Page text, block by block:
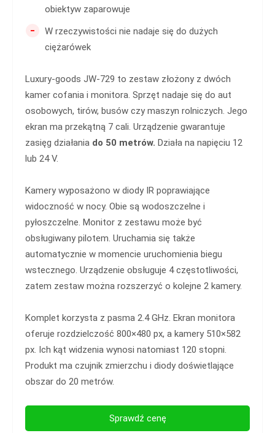
obiektyw zaparowuje
-
W rzeczywistości nie nadaje się do dużych
ciężarówek
Luxury-goods JW-729 to zestaw złożony z dwóch
kamer cofania i monitora. Sprzęt nadaje się do aut
osobowych, tirów, busów czy maszyn rolniczych. Jego
ekran ma przekątną 7 cali. Urządzenie gwarantuje
zasięg działania do 50 metrów. Działa na napięciu 12
lub 24 V.
Kamery wyposażono w diody IR poprawiające
widoczność w nocy. Obie są wodoszczelne i
pyłoszczelne. Monitor z zestawu może być
obsługiwany pilotem. Uruchamia się także
automatycznie w momencie uruchomienia biegu
wstecznego. Urządzenie obsługuje 4 częstotliwości,
zatem zestaw można rozszerzyć o kolejne 2 kamery.
Komplet korzysta z pasma 2.4 GHz. Ekran monitora
oferuje rozdzielczość 800×480 px, a kamery 510×582
px. Ich kąt widzenia wynosi natomiast 120 stopni.
Produkt ma czujnik zmierzchu i diody doświetlające
obszar do 20 metrów.
Sprawdź cenę